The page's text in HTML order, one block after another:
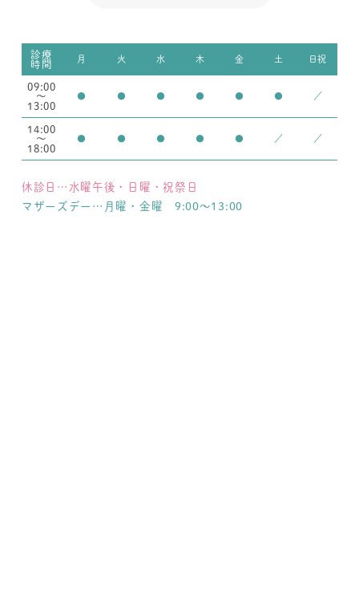
診療
時間 月 火 水 木 金 土 日祝
09:00
～
13:00
● ● ● ● ● ● ／
14:00
～
18:00
● ● ● ● ● ／ ／
休診日…水曜午後・日曜・祝祭日
マザーズデー…月曜・金曜 9:00～13:00